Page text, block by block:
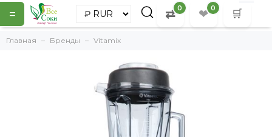
= ⇄ 0 ❤ 0 🛒
Главная Бренды Vitamix